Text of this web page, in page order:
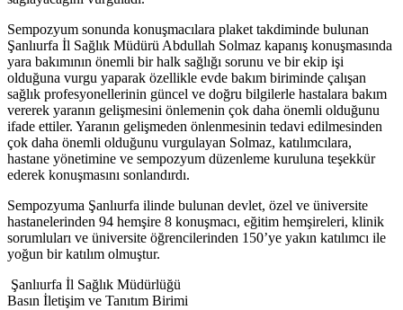
Sempozyum sonunda konuşmacılara plaket takdiminde bulunan
Şanlıurfa İl Sağlık Müdürü Abdullah Solmaz kapanış konuşmasında
yara bakımının önemli bir halk sağlığı sorunu ve bir ekip işi
olduğuna vurgu yaparak özellikle evde bakım biriminde çalışan
sağlık profesyonellerinin güncel ve doğru bilgilerle hastalara bakım
vererek yaranın gelişmesini önlemenin çok daha önemli olduğunu
ifade ettiler. Yaranın gelişmeden önlenmesinin tedavi edilmesinden
çok daha önemli olduğunu vurgulayan Solmaz, katılımcılara,
hastane yönetimine ve sempozyum düzenleme kuruluna teşekkür
ederek konuşmasını sonlandırdı.
Sempozyuma Şanlıurfa ilinde bulunan devlet, özel ve üniversite
hastanelerinden 94 hemşire 8 konuşmacı, eğitim hemşireleri, klinik
sorumluları ve üniversite öğrencilerinden 150’ye yakın katılımcı ile
yoğun bir katılım olmuştur.
Şanlıurfa İl Sağlık Müdürlüğü
Basın İletişim ve Tanıtım Birimi